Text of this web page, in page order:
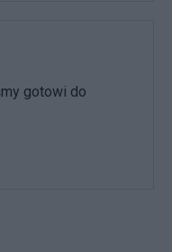
gotowi do